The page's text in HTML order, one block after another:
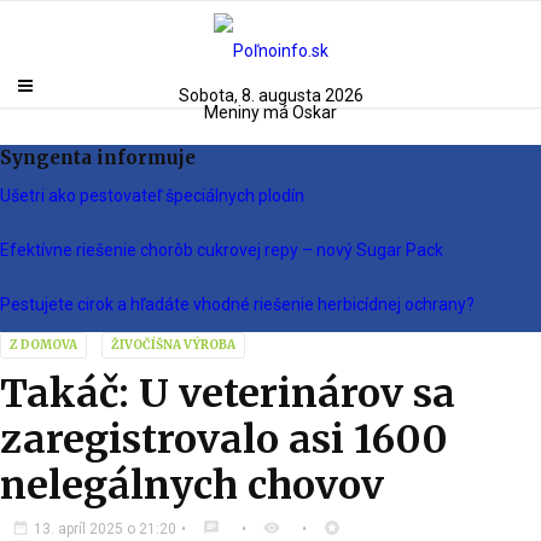
Sobota, 8. augusta 2026
Meniny má Oskar
Syngenta informuje
Ušetri ako pestovateľ špeciálnych plodín
Efektívne riešenie chorôb cukrovej repy – nový Sugar Pack
Pestujete cirok a hľadáte vhodné riešenie herbicídnej ochrany?
Z DOMOVA ŽIVOČÍŠNA VÝROBA
Takáč: U veterinárov sa
zaregistrovalo asi 1600
nelegálnych chovov
date_range 13. apríl 2025 o 21:20 chat visibility
stars